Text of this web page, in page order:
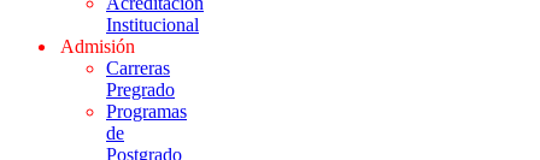
Institucional
Admisión
Carreras
Pregrado
Programas
de
Postgrado